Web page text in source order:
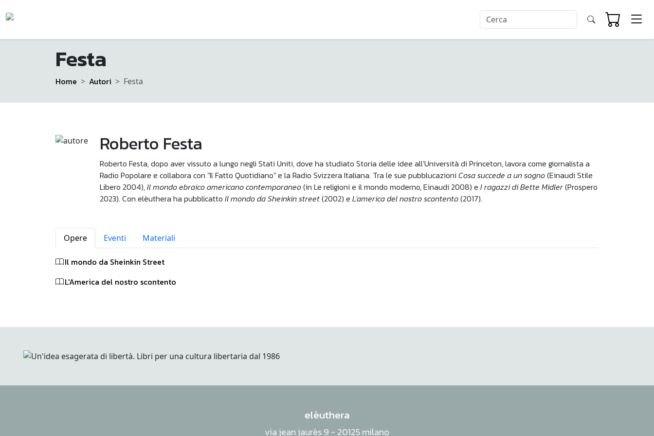
Festa
Home Autori Festa
Roberto Festa
Roberto Festa, dopo aver vissuto a lungo negli Stati Uniti, dove ha studiato Storia delle idee all'Università di Princeton, lavora come giornalista a
Radio Popolare e collabora con "Il Fatto Quotidiano" e la Radio Svizzera Italiana. Tra le sue pubblucazioni Cosa succede a un sogno(Einaudi Stile
Libero 2004),Il mondo ebraico americano contemporaneo(in Le religioni e il mondo moderno, Einaudi 2008) e I ragazzi di Bette Midler(Prospero
2023). Con elèuthera ha pubblicatto Il mondo da Sheinkin street(2002) e L'america del nostro scontento(2017).
Opere Eventi Materiali
Il mondo da Sheinkin Street
L'America del nostro scontento
elèuthera
via jean jaurès 9 - 20125 milano